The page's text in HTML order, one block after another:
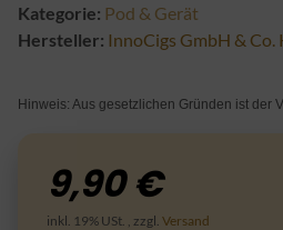
Kategorie: Pod & Gerät
Hersteller: InnoCigs GmbH & Co.
Hinweis: Aus gesetzlichen Gründen ist der
9,90 €
inkl. 19% USt. , zzgl. Versand